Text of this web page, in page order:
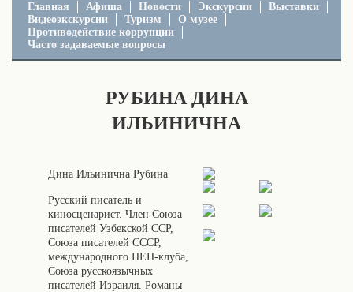
Главная Афиша Новости Экскурсии
Выставки
Видеоэкскурсии
Туризм
О музее
Противодействие коррупции
Часто задаваемые вопросы
РУБИНА ДИНА
ИЛЬИНИЧНА
Дина Ильинична Рубина
Русский писатель и
киносценарист. Член Союза
писателей Узбекской ССР,
Союза писателей СССР,
международного ПЕН-клуба,
Союза русскоязычных
писателей Израиля. Романы